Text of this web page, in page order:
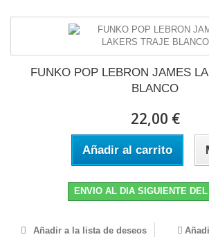
FUNKO POP LEBRON JAMES
BLANCO
22,00 €
Añadir al carrito
ENVIO AL DIA SIGUIENTE
Añadir a la lista de deseos